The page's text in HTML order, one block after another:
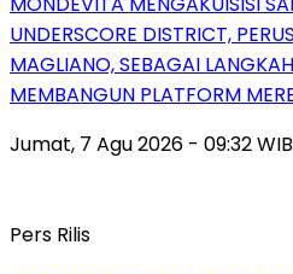
UNDERSCORE DISTRICT,
MAGLIANO, SEBAGAI
MEMBANGUN PLATFORM
Jumat, 7 Agu 2026 - 09:32 WIB
Pers Rilis